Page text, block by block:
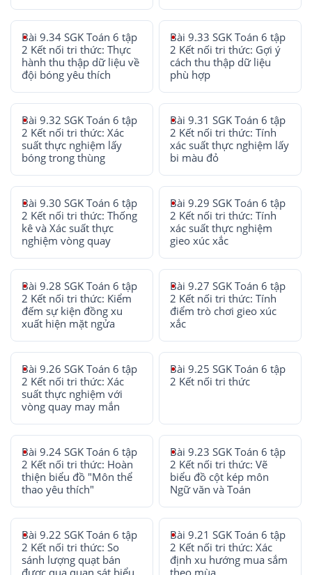
Bài 9.34 SGK Toán 6 tập
2 Kết nối tri thức: Thực
hành thu thập dữ liệu về
đội bóng yêu thích
Bài 9.33 SGK Toán 6 tập
2 Kết nối tri thức: Gợi ý
cách thu thập dữ liệu
phù hợp
Bài 9.32 SGK Toán 6 tập
2 Kết nối tri thức: Xác
suất thực nghiệm lấy
bóng trong thùng
Bài 9.31 SGK Toán 6 tập
2 Kết nối tri thức: Tính
xác suất thực nghiệm lấy
bi màu đỏ
Bài 9.30 SGK Toán 6 tập
2 Kết nối tri thức: Thống
kê và Xác suất thực
nghiệm vòng quay
Bài 9.29 SGK Toán 6 tập
2 Kết nối tri thức: Tính
xác suất thực nghiệm
gieo xúc xắc
Bài 9.28 SGK Toán 6 tập
2 Kết nối tri thức: Kiểm
đếm sự kiện đồng xu
xuất hiện mặt ngửa
Bài 9.27 SGK Toán 6 tập
2 Kết nối tri thức: Tính
điểm trò chơi gieo xúc
xắc
Bài 9.26 SGK Toán 6 tập
2 Kết nối tri thức: Xác
suất thực nghiệm với
vòng quay may mắn
Bài 9.25 SGK Toán 6 tập
2 Kết nối tri thức
Bài 9.24 SGK Toán 6 tập
2 Kết nối tri thức: Hoàn
thiện biểu đồ "Môn thể
thao yêu thích"
Bài 9.23 SGK Toán 6 tập
2 Kết nối tri thức: Vẽ
biểu đồ cột kép môn
Ngữ văn và Toán
Bài 9.22 SGK Toán 6 tập
2 Kết nối tri thức: So
sánh lượng quạt bán
Bài 9.21 SGK Toán 6 tập
2 Kết nối tri thức: Xác
định xu hướng mua sắm